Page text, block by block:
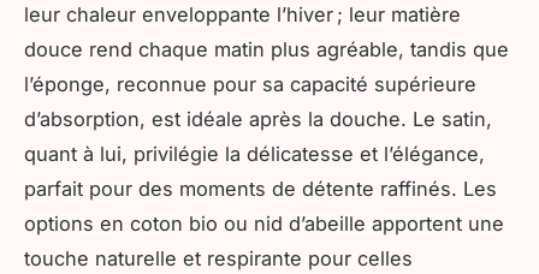
leur chaleur enveloppante l’hiver ; leur matière
douce rend chaque matin plus agréable, tandis que
l’éponge, reconnue pour sa capacité supérieure
d’absorption, est idéale après la douche. Le satin,
quant à lui, privilégie la délicatesse et l’élégance,
parfait pour des moments de détente raffinés. Les
options en coton bio ou nid d’abeille apportent une
touche naturelle et respirante pour celles